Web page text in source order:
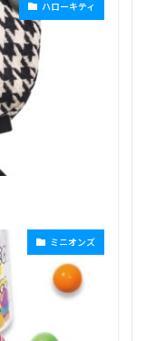
ハローキティ
ミニオンズ